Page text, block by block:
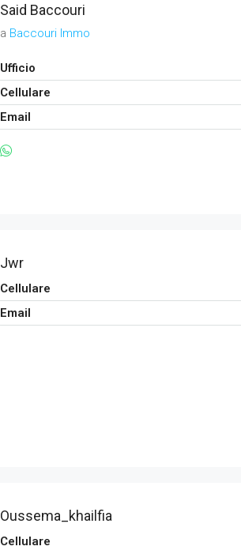
Said Baccouri
a Baccouri Immo
Ufficio
Cellulare
Email
Jwr
Cellulare
Email
Oussema_khailfia
Cellulare